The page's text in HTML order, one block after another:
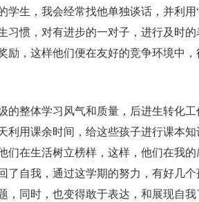
学生，我会经常找他单独谈话，并利
习惯，对有进步的一对子，进行及时
，这样他们便在友好的竞争环境中，
的整体学习风气和质量，后进生转化
利用课余时间，给这些孩子进行课本知
们在生活树立榜样，这样，他们在我
了自我，通过这学期的努力，有好几
同时，也变得敢于表达，和展现自我